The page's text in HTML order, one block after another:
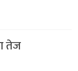
तेज